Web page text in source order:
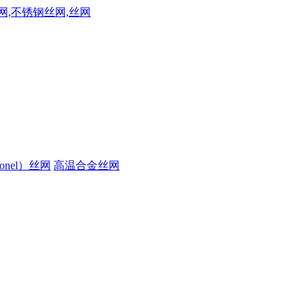
）丝网 高温合金丝网